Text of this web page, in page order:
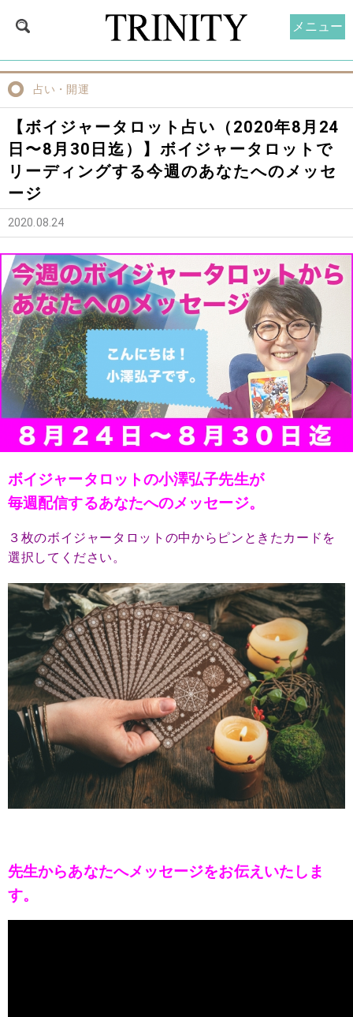
占い・開運
【ボイジャータロット占い（2020年8月24
日〜8月30日迄）】ボイジャータロットで
リーディングする今週のあなたへのメッセ
ージ
2020.08.24
ボイジャータロットの小澤弘子先生が
毎週配信するあなたへのメッセージ。
３枚のボイジャータロットの中からピンときたカードを
選択してください。
先生からあなたへメッセージをお伝えいたしま
す。
メニュー